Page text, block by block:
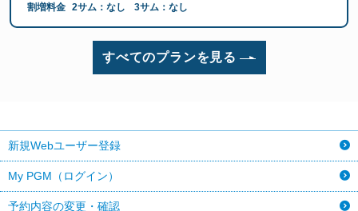
割増料金 2サム：なし 3サム：なし
すべてのプランを見る
新規Webユーザー登録
My PGM（ログイン）
予約内容の変更・確認